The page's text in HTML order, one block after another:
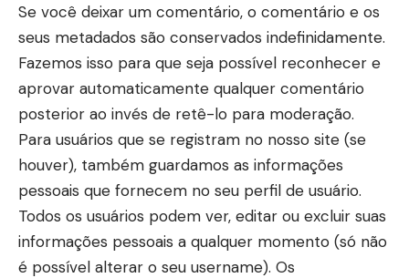
Se você deixar um comentário, o comentário e os
seus metadados são conservados indefinidamente.
Fazemos isso para que seja possível reconhecer e
aprovar automaticamente qualquer comentário
posterior ao invés de retê-lo para moderação.
Para usuários que se registram no nosso site (se
houver), também guardamos as informações
pessoais que fornecem no seu perfil de usuário.
Todos os usuários podem ver, editar ou excluir suas
informações pessoais a qualquer momento (só não
é possível alterar o seu username). Os